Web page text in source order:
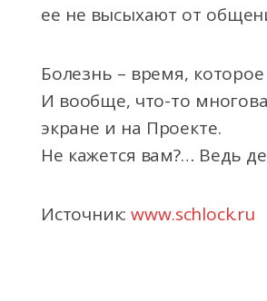
ее не высыхают от
Болезнь – время,
И вообще, что-то
экране и на Проекте.
Не кажется вам?… Ведь
Источник:www.schlock.ru